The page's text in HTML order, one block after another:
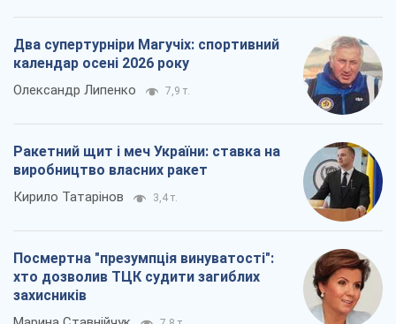
Два супертурніри Магучіх: спортивний
календар осені 2026 року
Олександр Липенко 7,9 т.
Ракетний щит і меч України: ставка на
виробництво власних ракет
Кирило Татарінов 3,4 т.
Посмертна "презумпція винуватості":
хто дозволив ТЦК судити загиблих
захисників